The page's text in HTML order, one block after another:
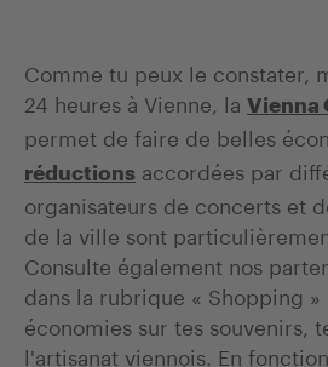
Comme tu peux le constater,
24 heures à Vienne, la Vienna
permet de faire de belles
réductions accordées par
organisateurs de concerts et
de la ville sont
Consulte également nos
dans la rubrique « Shopping
économies sur tes souvenirs,
l'artisanat viennois. En